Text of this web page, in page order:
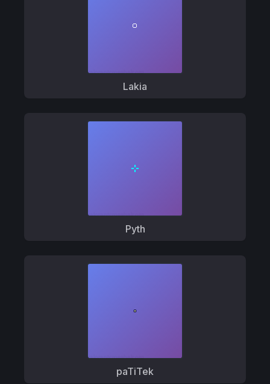
Lakia
Pyth
paTiTek